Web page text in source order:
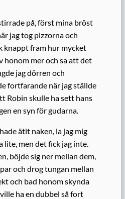
på, först mina bröst
jag tog pizzorna och
knappt fram hur mycket
honom mer och sa att det
jag dörren och
fortfarande när jag ställde
Robin skulle ha sett hans
en syn för gudarna.
ätit naken, la jag mig
lite, men det fick jag inte.
böjde sig ner mellan dem,
och drog tungan mellan
och bad honom skynda
ha en dubbel så fort